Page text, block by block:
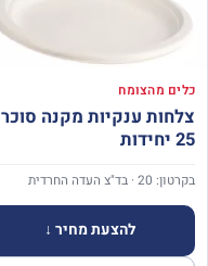
כלים מהצומח
צלחות ענקיות מקנה סוכר
25 יחידות
בקרטון: 20 · בד"צ העדה החרדית
להצעת מחיר ↓